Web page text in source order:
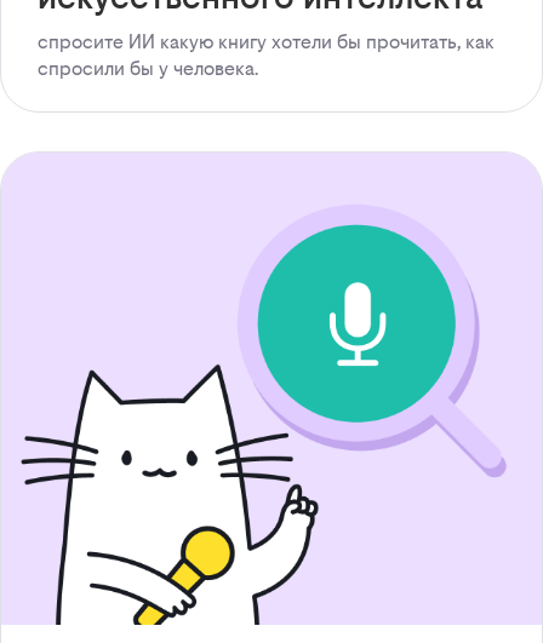
спросите ИИ какую книгу хотели бы прочитать, как
спросили бы у человека.